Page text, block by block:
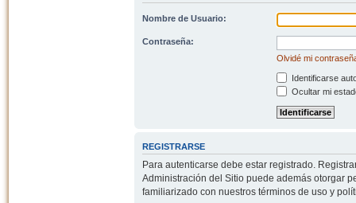
Nombre de Usuario:
Contraseña:
Olvidé mi
Identificarse
Ocultar mi
REGISTRARSE
Para autenticarse debe estar registrado.
Administración del Sitio puede además otorgar
familiarizado con nuestros términos de uso y